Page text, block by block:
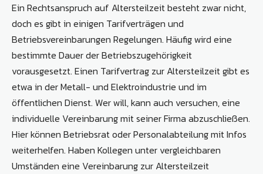
Ein Rechtsanspruch auf Altersteilzeit besteht zwar nicht,
doch es gibt in einigen Tarifverträgen und
Betriebsvereinbarungen Regelungen. Häufig wird eine
bestimmte Dauer der Betriebszugehörigkeit
vorausgesetzt. Einen Tarifvertrag zur Altersteilzeit gibt es
etwa in der Metall- und Elektroindustrie und im
öffentlichen Dienst. Wer will, kann auch versuchen, eine
individuelle Vereinbarung mit seiner Firma abzuschließen.
Hier können Betriebsrat oder Personalabteilung mit Infos
weiterhelfen. Haben Kollegen unter vergleichbaren
Umständen eine Vereinbarung zur Altersteilzeit